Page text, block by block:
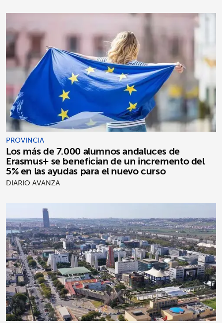
PROVINCIA
Los más de 7.000 alumnos andaluces de
Erasmus+ se benefician de un incremento del
5% en las ayudas para el nuevo curso
DIARIO AVANZA